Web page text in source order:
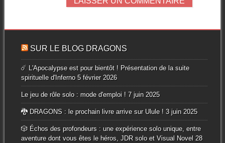
SUR LE BLOG DRAGONS
☄️ L'Apocalypse est pour bientôt ! Présentation de la suite
spirituelle d'Inferno 5 février 2026
Le jeu de rôle solo : mode d'emploi ! 7 juin 2025
🐉 DRAGONS : le prochain livre arrive sur Ulule ! 3 juin 2025
🎲 Échos des profondeurs : une expérience solo unique, entre
aventure dont vous êtes le héros, JDR solo et Visual Novel 28